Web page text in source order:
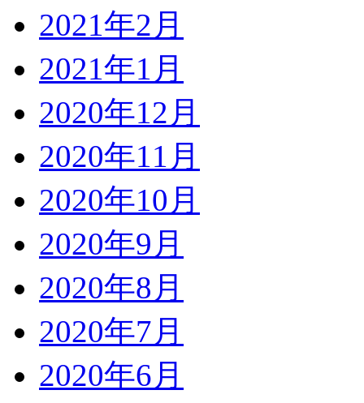
2021年2月
2021年1月
2020年12月
2020年11月
2020年10月
2020年9月
2020年8月
2020年7月
2020年6月